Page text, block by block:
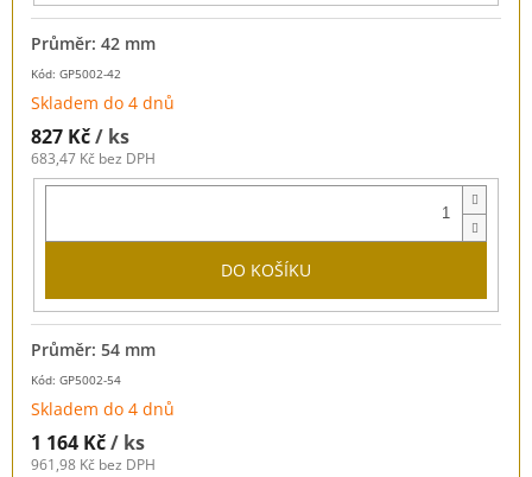
Kód: GP5002-42
Průměr: 42 mm
Skladem do 4 dnů
827 Kč/ ks
683,47 Kč bez DPH
DO KOŠÍKU
Kód: GP5002-54
Průměr: 54 mm
Skladem do 4 dnů
1 164 Kč/ ks
961,98 Kč bez DPH